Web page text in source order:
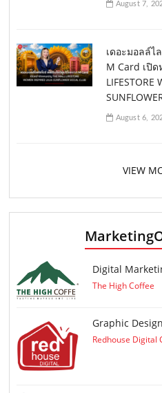
August 7,
เดอะมอลล์ไ
M Card เปิ
LIFESTORE
August 6,
VIEW
Digital
The High Coffee
Graphic
Redhouse Digital